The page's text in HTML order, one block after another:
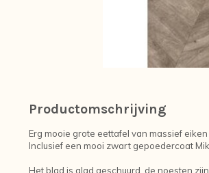
Productomschrijving
Erg mooie grote eettafel van massief
Inclusief een mooi zwart gepoedercoat
Het blad is glad geschuurd, de noesten